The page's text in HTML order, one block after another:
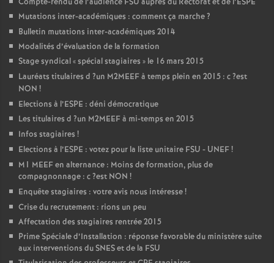
Mutations inter-académiques : comment ça marche?
Bulletin mutations inter-académiques 2014
Modalités d’évaluation de la formation
Stage syndical «spécial stagiaires » le 16 mars 2015
Lauréats titulaires d ?un M2MEEFà temps plein en 2015 : c?est
NON !
Elections à l’ESPE : déni démocratique
Les titulaires d ?un M2MEEFà mi-temps en 2015
Infos stagiaires !
Elections à l’ESPE : votez pour la liste unitaire FSU - UNEF!
M1 MEEFen alternance : Moins de formation, plus de
compagnonnage : c?est NON !
Enquête stagiaires : votre avis nous intéresse!
Crise du recrutement : rions un peu
Affectation des stagiaires rentrée 2015
Prime Spéciale d’Installation : réponse favorable du ministère suite
aux interventions duSNESet de la FSU